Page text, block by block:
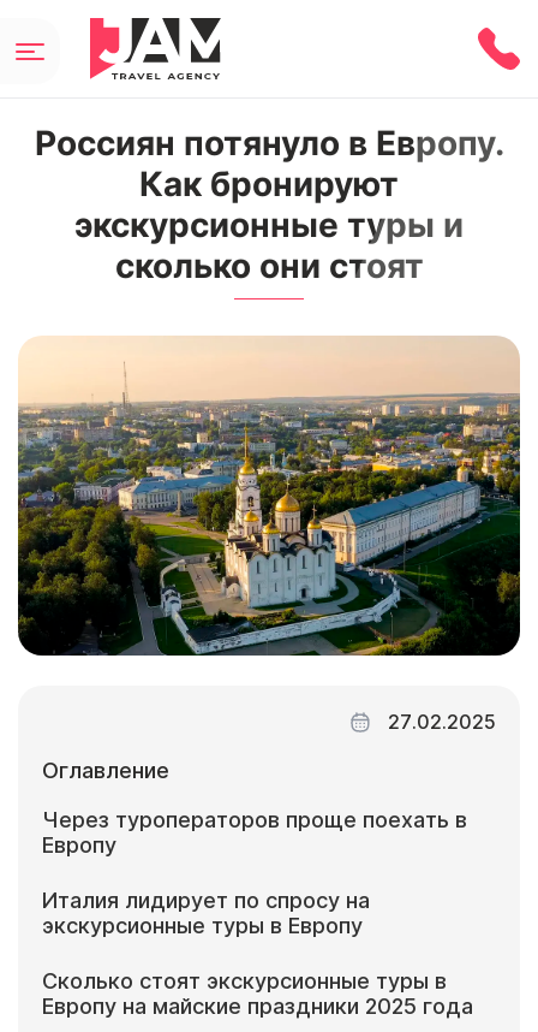
Россиян потянуло в Европу.
Как бронируют
экскурсионные туры и
сколько они стоят
Оглавление
Через туроператоров проще поехать в
Европу
Италия лидирует по спросу на
экскурсионные туры в Европу
Сколько стоят экскурсионные туры в
Европу на майские праздники 2025 года
27.02.2025